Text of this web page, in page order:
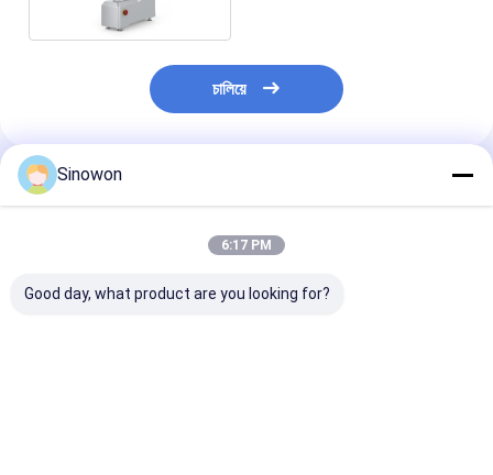
চালিয়ে
প্রস্তাবিত পণ্য
Sinowon
6:17 PM
Good day, what product are you looking for?